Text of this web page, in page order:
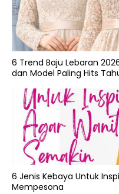
6 Trend Baju Lebaran
dan Model Paling Hits
6 Jenis Kebaya Untuk
Mempesona